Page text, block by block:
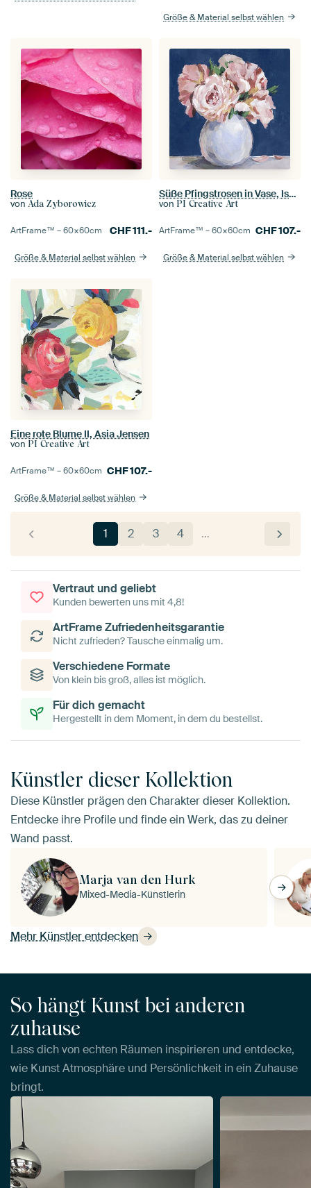
Größe & Material selbst wählen
Rose
von Ada Zyborowicz
ArtFrame™ –60×60cm CHF111.-
Größe & Material selbst wählen
Süße Pfingstrosen in Vase, Isabelle Z
von PI Creative Art
ArtFrame™ –60×60cm CHF107.-
Größe & Material selbst wählen
Eine rote Blume II, Asia Jensen
von PI Creative Art
ArtFrame™ –60×60cm CHF107.-
Größe & Material selbst wählen
1 2 3 4 …
Vertraut und geliebt
Kunden bewerten uns mit 4,8!
ArtFrame Zufriedenheitsgarantie
Nicht zufrieden? Tausche einmalig um.
Verschiedene Formate
Von klein bis groß, alles ist möglich.
Für dich gemacht
Hergestellt in dem Moment, in dem du bestellst.
Künstler dieser Kollektion
Diese Künstler prägen den Charakter dieser Kollektion.
Entdecke ihre Profile und finde ein Werk, das zu deiner
Wand passt.
Mehr Künstler entdecken
Marja van den Hurk
Mixed-Media-Künstlerin
So hängt Kunst bei anderen
zuhause
Lass dich von echten Räumen inspirieren und entdecke,
wie Kunst Atmosphäre und Persönlichkeit in ein Zuhause
bringt.